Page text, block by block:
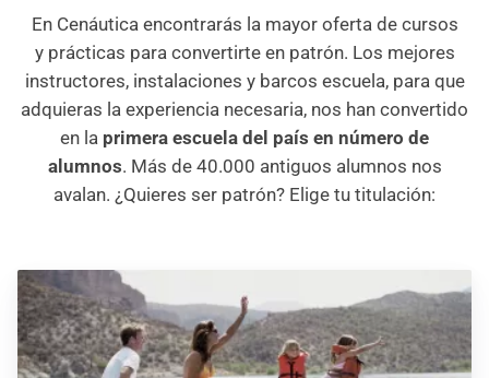
En Cenáutica encontrarás la mayor oferta de cursos
y prácticas para convertirte en patrón. Los mejores
instructores, instalaciones y barcos escuela, para que
adquieras la experiencia necesaria, nos han convertido
en la primera escuela del país en número de
alumnos. Más de 40.000 antiguos alumnos nos
avalan. ¿Quieres ser patrón? Elige tu titulación: